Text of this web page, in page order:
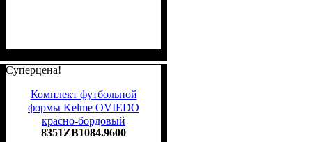
Суперцена!
Комплект футбольной
формы Kelme OVIEDO
красно-бордовый
8351ZB1084.9600
8351ZB1084.9600